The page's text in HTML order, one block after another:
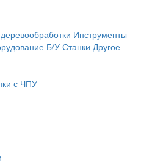
Инструменты
Б/У Станки Другое
с ЧПУ